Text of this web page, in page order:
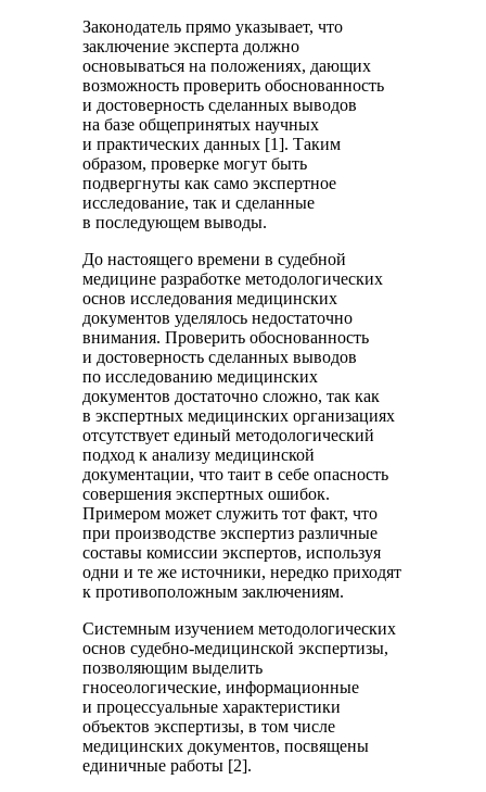
Законодатель прямо указывает, что
заключение эксперта должно
основываться на положениях, дающих
возможность проверить обоснованность
и достоверность сделанных выводов
на базе общепринятых научных
и практических данных [1]. Таким
образом, проверке могут быть
подвергнуты как само экспертное
исследование, так и сделанные
в последующем выводы.
До настоящего времени в судебной
медицине разработке методологических
основ исследования медицинских
документов уделялось недостаточно
внимания. Проверить обоснованность
и достоверность сделанных выводов
по исследованию медицинских
документов достаточно сложно, так как
в экспертных медицинских организациях
отсутствует единый методологический
подход к анализу медицинской
документации, что таит в себе опасность
совершения экспертных ошибок.
Примером может служить тот факт, что
при производстве экспертиз различные
составы комиссии экспертов, используя
одни и те же источники, нередко приходят
к противоположным заключениям.
Системным изучением методологических
основ судебно-медицинской экспертизы,
позволяющим выделить
гносеологические, информационные
и процессуальные характеристики
объектов экспертизы, в том числе
медицинских документов, посвящены
единичные работы [2].